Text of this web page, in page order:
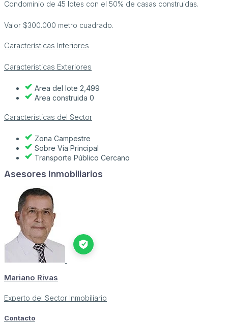
Condominio de 45 lotes con el 50% de casas construidas.
Valor $300.000 metro cuadrado.
Características Interiores
Características Exteriores
Area del lote 2,499
Area construida 0
Características del Sector
Zona Campestre
Sobre Vía Principal
Transporte Público Cercano
Asesores Inmobiliarios
Mariano Rivas
Experto del Sector Inmobiliario
Contacto